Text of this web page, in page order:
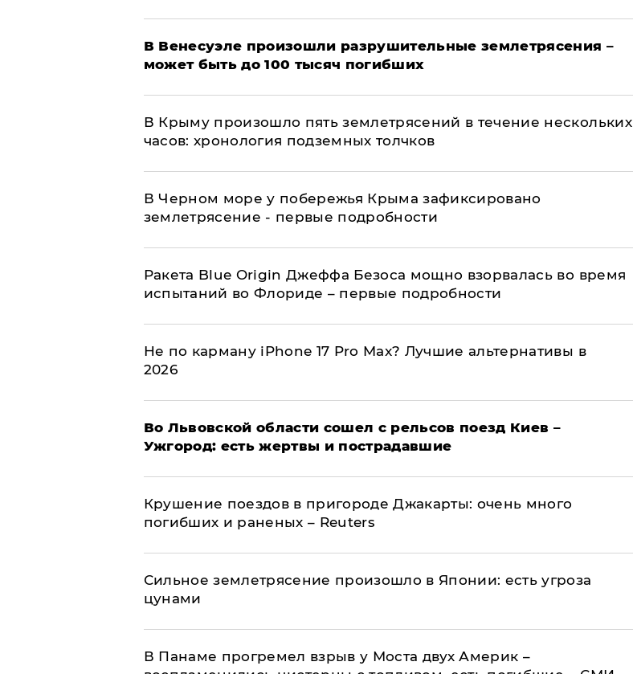
В Венесуэле произошли разрушительные землетрясения –
может быть до 100 тысяч погибших
В Крыму произошло пять землетрясений в течение нескольких
часов: хронология подземных толчков
В Черном море у побережья Крыма зафиксировано
землетрясение - первые подробности
Ракета Blue Origin Джеффа Безоса мощно взорвалась во время
испытаний во Флориде – первые подробности
Не по карману iPhone 17 Pro Max? Лучшие альтернативы в
2026
Во Львовской области сошел с рельсов поезд Киев –
Ужгород: есть жертвы и пострадавшие
Крушение поездов в пригороде Джакарты: очень много
погибших и раненых – Reuters
Сильное землетрясение произошло в Японии: есть угроза
цунами
В Панаме прогремел взрыв у Моста двух Америк –